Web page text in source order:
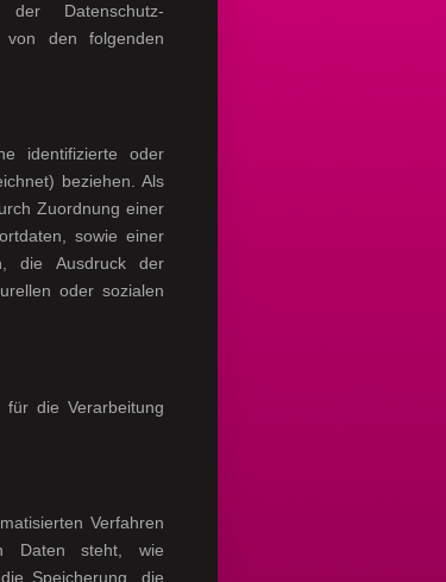
der Datenschutz-
von den folgenden
identifizierte oder
beziehen. Als
Zuordnung einer
sowie einer
die Ausdruck der
oder sozialen
die Verarbeitung
Verfahren
Daten steht, wie
Speicherung, die